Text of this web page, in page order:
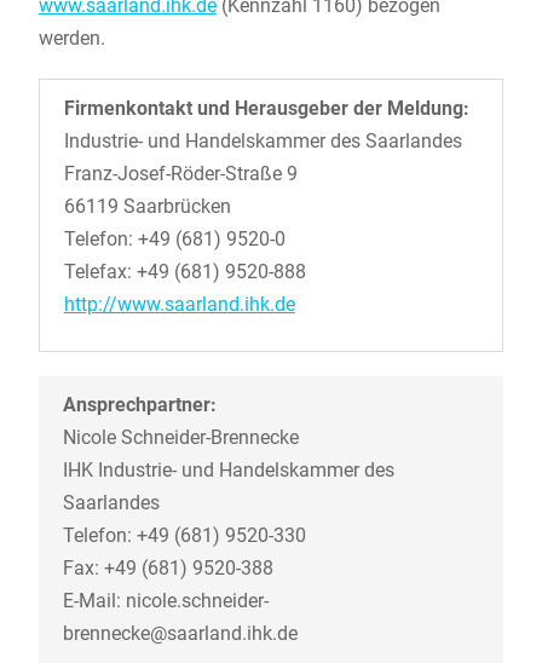
www.saarland.ihk.de(Kennzahl 1160) bezogen
werden.
Firmenkontakt und Herausgeber der Meldung:
Industrie- und Handelskammer des Saarlandes
Franz-Josef-Röder-Straße 9
66119 Saarbrücken
Telefon: +49 (681) 9520-0
Telefax: +49 (681) 9520-888
http://www.saarland.ihk.de
Ansprechpartner:
Nicole Schneider-Brennecke
IHK Industrie- und Handelskammer des
Saarlandes
Telefon: +49 (681) 9520-330
Fax: +49 (681) 9520-388
E-Mail: nicole.schneider-
brennecke@saarland.ihk.de